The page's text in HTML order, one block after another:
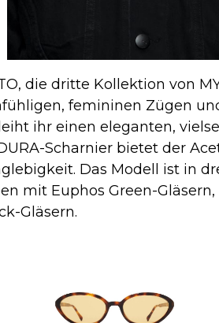
die dritte Kollektion von
femininen Zügen
ihr einen eleganten,
Scharnier bietet der
Das Modell ist in
mit Euphos Green-
Gläsern.